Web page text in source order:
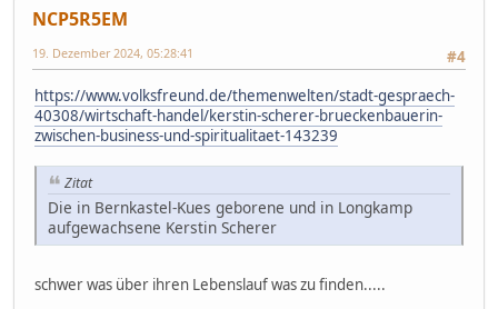
NCP5R5EM
#4
19. Dezember 2024, 05:28:41
https://www.volksfreund.de/themenwelten/stadt-gespraech-
40308/wirtschaft-handel/kerstin-scherer-brueckenbauerin-
zwischen-business-und-spiritualitaet-143239
Zitat
Die in Bernkastel-Kues geborene und in Longkamp
aufgewachsene Kerstin Scherer
schwer was über ihren Lebenslauf was zu finden.....